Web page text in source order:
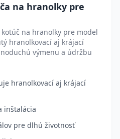
na hranolky pre
na hranolky pre model
hranolkovací aj krájací
výmenu a údržbu
hranolkovací aj krájací
inštalácia
pre dlhú životnosť